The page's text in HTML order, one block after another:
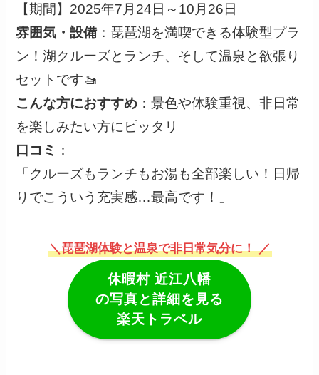
【期間】2025年7月24日～10月26日
雰囲気・設備：琵琶湖を満喫できる体験型プラ
ン！湖クルーズとランチ、そして温泉と欲張り
セットです🚤
こんな方におすすめ ：景色や体験重視、非日常
を楽しみたい方にピッタリ
口コミ
：
「クルーズもランチもお湯も全部楽しい！日帰
りでこういう充実感…最高です！」
＼琵琶湖体験と温泉で非日常気分に！ ／
休暇村 近江八幡
の写真と詳細を見る
楽天トラベル